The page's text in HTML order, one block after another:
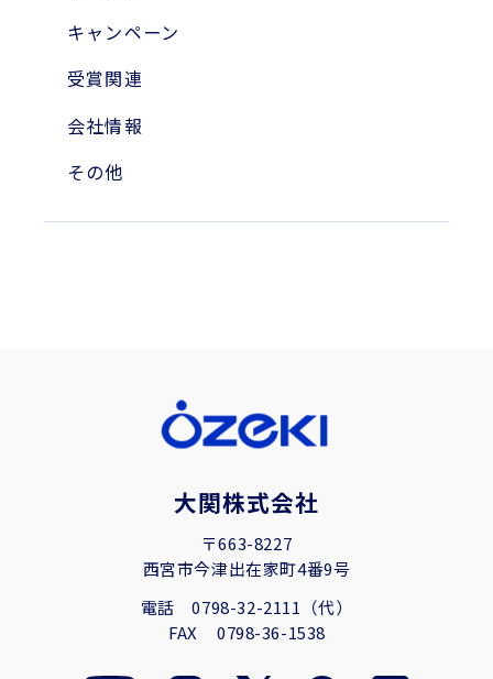
2004年
キャンペーン
受賞関連
会社情報
その他
大関株式会社
〒663-8227
西宮市今津出在家町4番9号
電話0798-32-2111（代）
FAX 0798-36-1538